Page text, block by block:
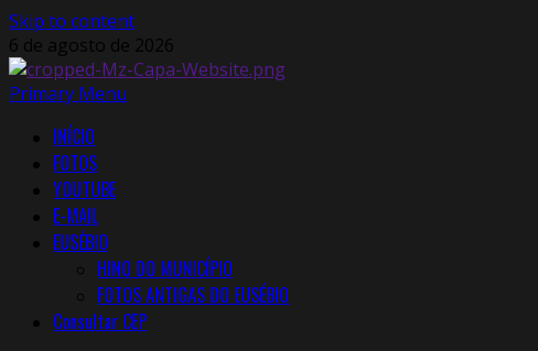
Skip to content
6 de agosto de 2026
Primary Menu
INÍCIO
FOTOS
YOUTUBE
E-MAIL
EUSÉBIO
HINO DO MUNICÍPIO
FOTOS ANTIGAS DO EUSÉBIO
Consultar CEP